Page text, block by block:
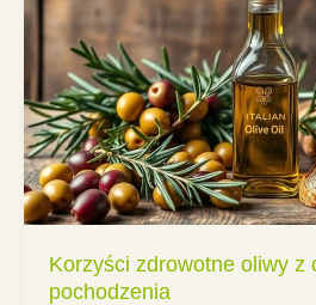
Korzyści zdrowotne oliwy z
pochodzenia